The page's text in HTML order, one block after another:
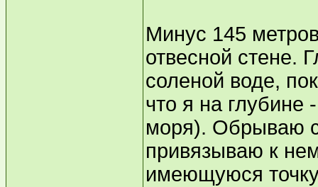
Минус 145
отвесной стене.
соленой воде,
что я на глубине
моря). Обрываю
привязываю к
имеющуюся